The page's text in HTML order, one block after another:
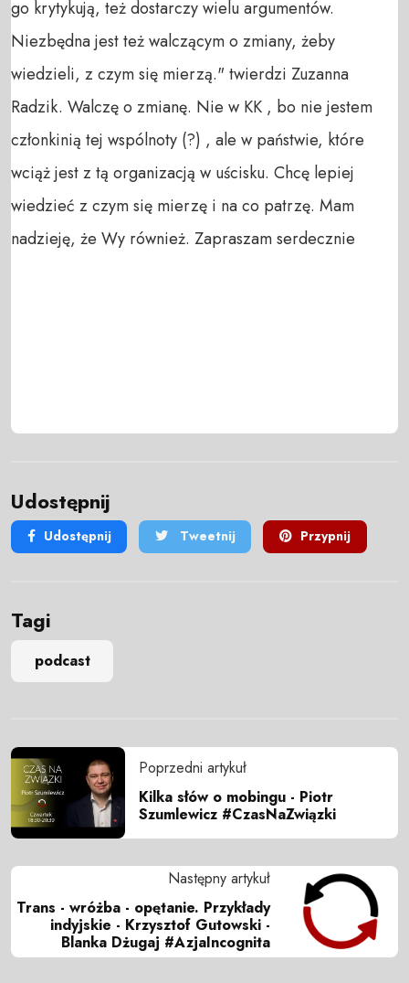
go krytykują, też dostarczy wielu argumentów.
Niezbędna jest też walczącym o zmiany, żeby
wiedzieli, z czym się mierzą." twierdzi Zuzanna
Radzik. Walczę o zmianę. Nie w KK , bo nie jestem
członkinią tej wspólnoty (?) , ale w państwie, które
wciąż jest z tą organizacją w uścisku. Chcę lepiej
wiedzieć z czym się mierzę i na co patrzę. Mam
nadzieję, że Wy również. Zapraszam serdecznie
Udostępnij
Udostępnij Tweetnij Przypnij
Tagi
podcast
Poprzedni artykuł
Kilka słów o mobingu - Piotr
Szumlewicz #CzasNaZwiązki
Następny artykuł
Trans - wróżba - opętanie. Przykłady
indyjskie - Krzysztof Gutowski -
Blanka Dżugaj #AzjaIncognita